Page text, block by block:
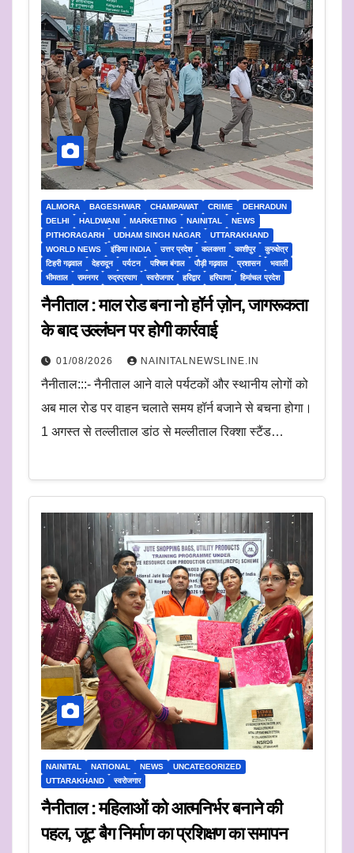
ALMORA BAGESHWAR CHAMPAWAT CRIME
DEHRADUN
DELHI
HALDWANI MARKETING NAINITAL
NEWS
PITHORAGARH
UDHAM SINGH NAGAR
UTTARAKHAND
WORLD NEWS
इंडिया INDIA उत्तर प्रदेश कलकत्ता काशीपुर
कुरुक्षेत्र
टिहरी गढ़वाल
देहरादून पर्यटन पश्चिम बंगाल पौड़ी गढ़वाल प्रशासन
भवाली
भीमताल
रामनगर रुद्रप्रयाग स्वरोजगार हरिद्वार हरियाणा हिमांचल प्रदेश
नैनीताल : माल रोड बना नो हॉर्न ज़ोन, जागरूकता
के बाद उल्लंघन पर होगी कार्रवाई
01/08/2026 NAINITALNEWSLINE.IN
नैनीताल:::- नैनीताल आने वाले पर्यटकों और स्थानीय लोगों को
अब माल रोड पर वाहन चलाते समय हॉर्न बजाने से बचना होगा।
1 अगस्त से तल्लीताल डांठ से मल्लीताल रिक्शा स्टैंड…
NAINITAL NATIONAL NEWS
UNCATEGORIZED
UTTARAKHAND
स्वरोजगार
नैनीताल : महिलाओं को आत्मनिर्भर बनाने की
पहल, जूट बैग निर्माण का प्रशिक्षण का समापन